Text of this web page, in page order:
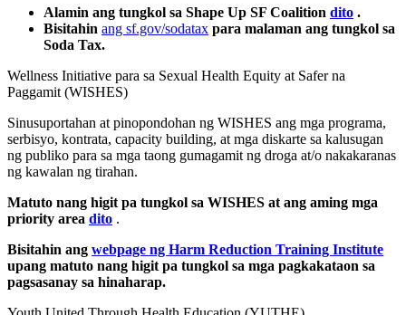
Alamin ang tungkol sa Shape Up SF Coalition dito .
Bisitahin ang sf.gov/sodatax para malaman ang tungkol sa
Soda Tax.
Wellness Initiative para sa Sexual Health Equity at Safer na
Paggamit (WISHES)
Sinusuportahan at pinopondohan ng WISHES ang mga programa,
serbisyo, kontrata, capacity building, at mga diskarte sa kalusugan
ng publiko para sa mga taong gumagamit ng droga at/o nakakaranas
ng kawalan ng tirahan.
Matuto nang higit pa tungkol sa WISHES at ang aming mga
priority area dito .
Bisitahin ang webpage ng Harm Reduction Training Institute
upang matuto nang higit pa tungkol sa mga pagkakataon sa
pagsasanay sa hinaharap.